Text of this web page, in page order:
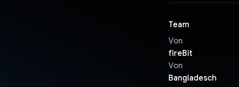
Team
Von
fireBit
Von
Bangladesch